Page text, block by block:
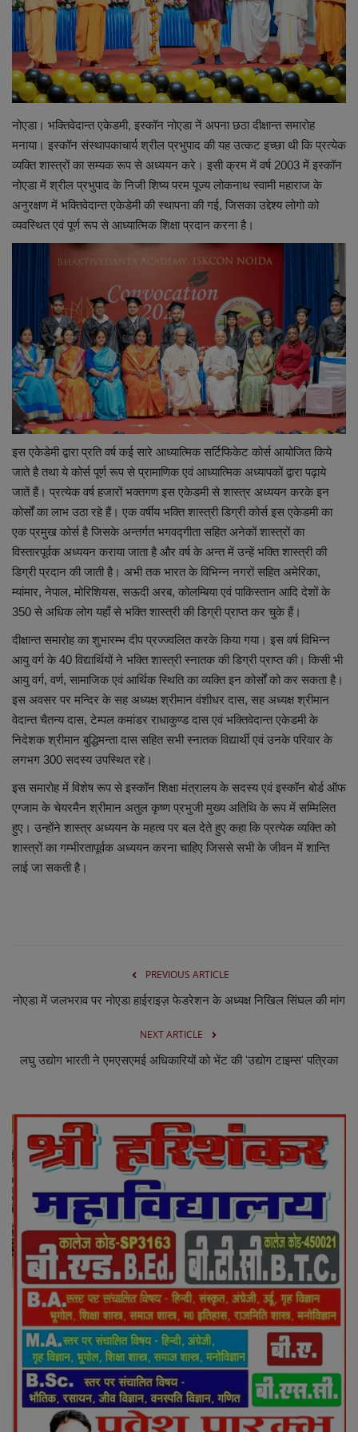
शिक्षा
स्वास्थ्य
राष्ट्रीय
व्यापार
रोजगार
NEWS
टेक वर्ल्ड
लाइफस्टाइल
Our Team
Contact us :
About us
Advertise with us
E-Paper
नोएडा। भक्तिवेदान्त एकेडमी, इस्कॉन नोएडा नें अपना छठा दीक्षान्त समारोह
मनाया। इस्कॉन संस्थापकाचार्य श्रील प्रभुपाद की यह उत्कट इच्छा थी कि प्रत्येक
व्यक्ति शास्त्रों का सम्यक रूप से अध्ययन करे। इसी क्रम में वर्ष 2003 में इस्कॉन
नोएडा में श्रील प्रभुपाद के निजी शिष्य परम पूज्य लोकनाथ स्वामी महाराज के
अनुरक्षण में भक्तिवेदान्त एकेडेमी की स्थापना की गई, जिसका उद्देश्य लोगो को
व्यवस्थित एवं पूर्ण रूप से आध्यात्मिक शिक्षा प्रदान करना है।
इस एकेडेमी द्वारा प्रति वर्ष कई सारे आध्यात्मिक सर्टिफिकेट कोर्स आयोजित किये
जाते है तथा ये कोर्स पूर्ण रूप से प्रामाणिक एवं आध्यात्मिक अध्यापकों द्वारा पढ़ाये
जातें हैं। प्रत्येक वर्ष हजारों भक्तगण इस एकेडमी से शास्त्र अध्ययन करके इन
कोर्सों का लाभ उठा रहे हैं। एक वर्षीय भक्ति शास्त्री डिग्री कोर्स इस एकेडमी का
एक प्रमुख कोर्स है जिसके अन्तर्गत भगवद्गीता सहित अनेकों शास्त्रों का
विस्तारपूर्वक अध्ययन कराया जाता है और वर्ष के अन्त में उन्हें भक्ति शास्त्री की
डिग्री प्रदान की जाती है। अभी तक भारत के विभिन्न नगरों सहित अमेरिका,
म्यांमार, नेपाल, मोरिशियस, सऊदी अरब, कोलम्बिया एवं पाकिस्तान आदि देशों के
350 से अधिक लोग यहाँ से भक्ति शास्त्री की डिग्री प्राप्त कर चुके हैं।
दीक्षान्त समारोह का शुभारम्भ दीप प्रज्ज्वलित करके किया गया। इस वर्ष विभिन्न
आयु वर्ग के 40 विद्यार्थियों ने भक्ति शास्त्री स्नातक की डिग्री प्राप्त की। किसी भी
आयु वर्ग, वर्ण, सामाजिक एवं आर्थिक स्थिति का व्यक्ति इन कोर्सों को कर सकता है।
इस अवसर पर मन्दिर के सह अध्यक्ष श्रीमान वंशीधर दास, सह अध्यक्ष श्रीमान
वेदान्त चैतन्य दास, टेम्पल कमांडर राधाकुण्ड दास एवं भक्तिवेदान्त एकेडमी के
निदेशक श्रीमान बुद्धिमन्ता दास सहित सभी स्नातक विद्यार्थी एवं उनके परिवार के
लगभग 300 सदस्य उपस्थित रहे।
इस समारोह में विशेष रूप से इस्कॉन शिक्षा मंत्रालय के सदस्य एवं इस्कॉन बोर्ड ऑफ
एग्जाम के चेयरमैन श्रीमान अतुल कृष्ण प्रभुजी मुख्य अतिथि के रूप में सम्मिलित
हुए। उन्होंने शास्त्र अध्ययन के महत्व पर बल देते हुए कहा कि प्रत्येक व्यक्ति को
शास्त्रों का गम्भीरतापूर्वक अध्ययन करना चाहिए जिससे सभी के जीवन में शान्ति
लाई जा सकती है।
PREVIOUS ARTICLE
नोएडा में जलभराव पर नोएडा हाईराइज़ फेडरेशन के अध्यक्ष निखिल सिंघल की मांग
NEXT ARTICLE
लघु उद्योग भारती ने एमएसएमई अधिकारियों को भेंट की 'उद्योग टाइम्स' पत्रिका